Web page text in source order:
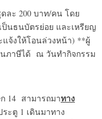
ละ 200 บาท/คน โดย
ป็นธนบัตรย่อย และเหรียญ
แจ้งให้โอนล่วงหน้า) **ผู้
นภาษีได้ ณ วันทำกิจกรรม
14 สามารถมาทาง
ะตู 1 เดินมาทาง